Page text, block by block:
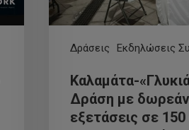
Δράσεις Εκδηλώσεις
Καλαμάτα-
Δράση με
εξετάσεις σε